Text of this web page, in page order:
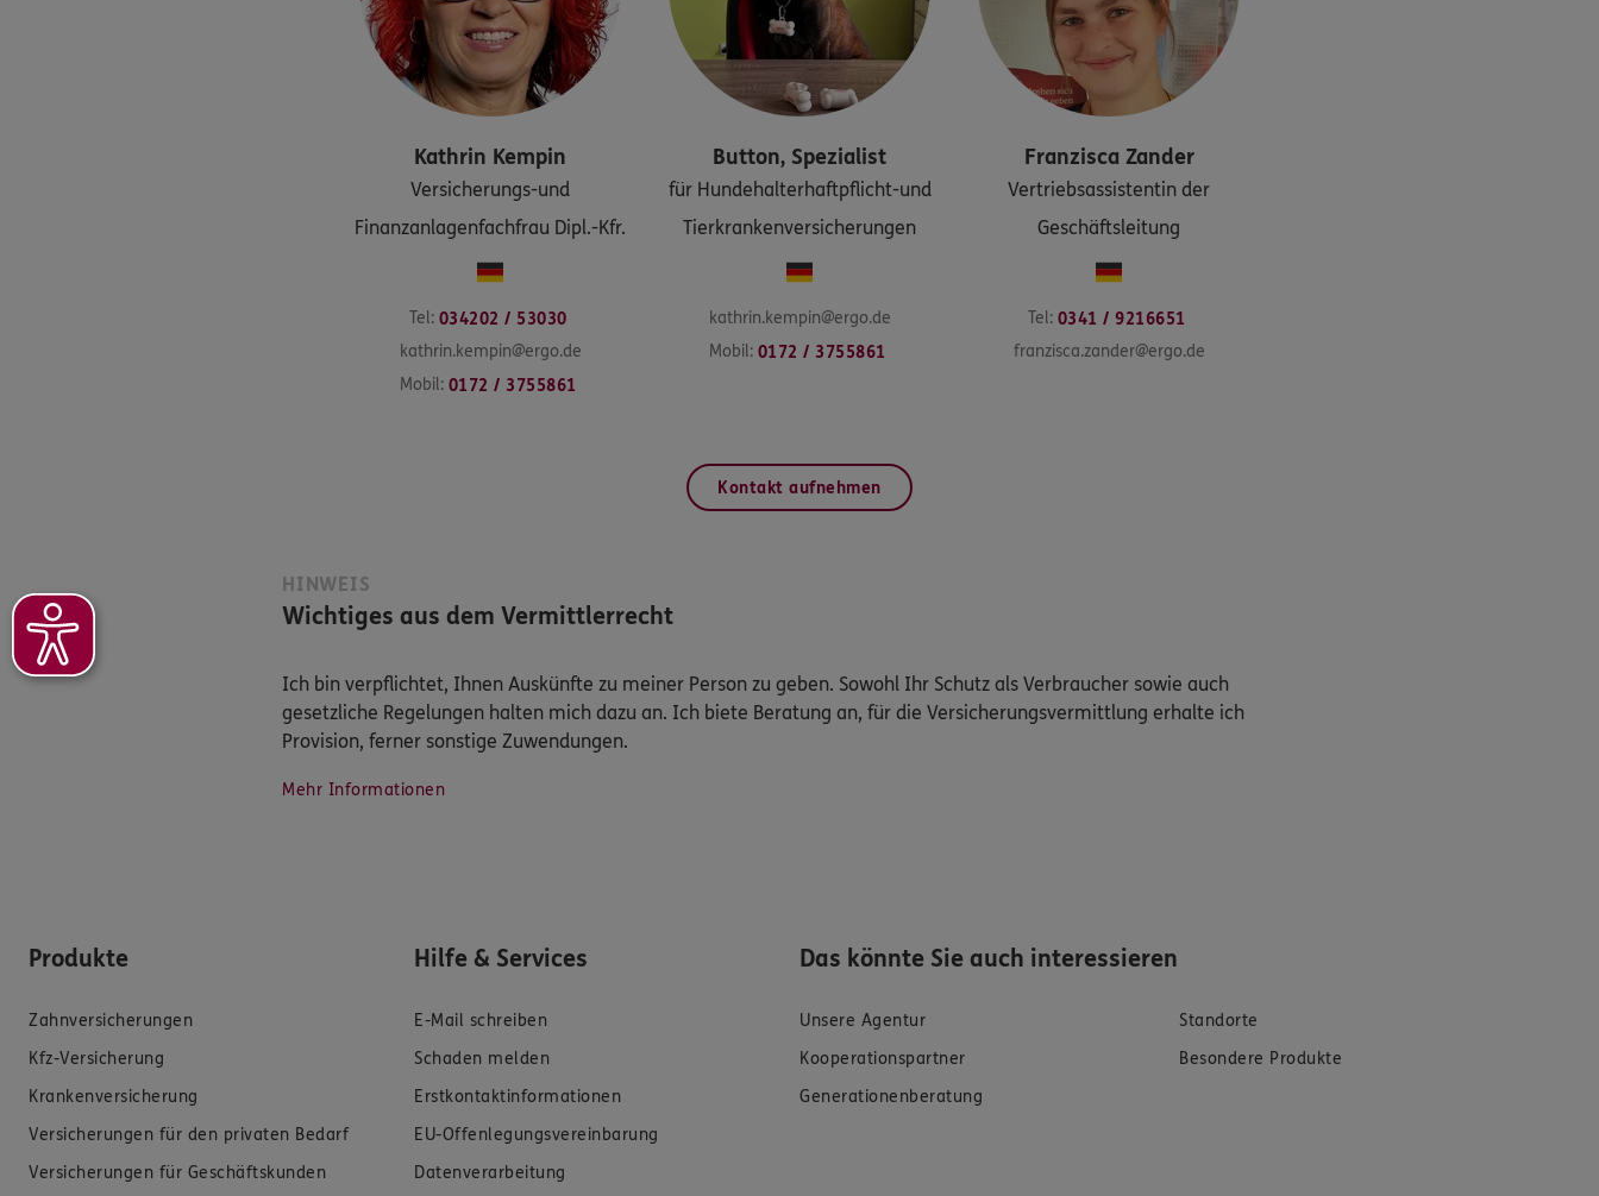
Kathrin Kempin
Versicherungs-und
Finanzanlagenfachfrau Dipl.-Kfr.
Tel: 034202 / 53030
kathrin.kempin@ergo.de
Mobil: 0172 / 3755861
Button, Spezialist
für Hundehalterhaftpflicht-und
Tierkrankenversicherungen
kathrin.kempin@ergo.de
Mobil: 0172 / 3755861
Franzisca Zander
Vertriebsassistentin der
Geschäftsleitung
Tel: 0341 / 9216651
franzisca.zander@ergo.de
Kontakt aufnehmen
HINWEIS
Wichtiges aus dem Vermittlerrecht
Ich bin verpflichtet, Ihnen Auskünfte zu meiner Person zu geben. Sowohl Ihr Schutz als Verbraucher sowie auch
gesetzliche Regelungen halten mich dazu an. Ich biete Beratung an, für die Versicherungsvermittlung erhalte ich
Provision, ferner sonstige Zuwendungen.
Mehr Informationen
Produkte
Zahnversicherungen
Kfz-Versicherung
Krankenversicherung
Versicherungen für den privaten Bedarf
Versicherungen für Geschäftskunden
Hilfe & Services
E-Mail schreiben
Schaden melden
Erstkontaktinformationen
EU-Offenlegungsvereinbarung
Datenverarbeitung
Das könnte Sie auch interessieren
Unsere Agentur
Standorte
Kooperationspartner
Besondere Produkte
Generationenberatung